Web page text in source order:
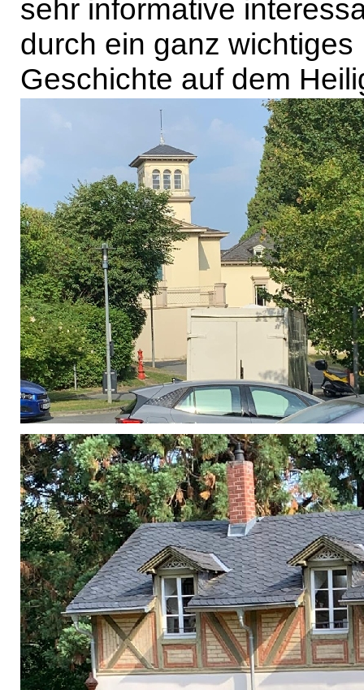
sehr informative
durch ein ganz
Geschichte auf dem